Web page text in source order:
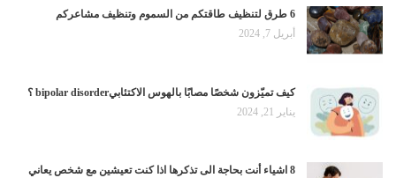
6 طرق لتنظيف طاقتكم من السموم وتنظيف مشاعركم
أبريل 7, 2024
كيف تميّزون شخصًا مصابًا بالهوس الاكتئابيbipolar disorder ؟
يناير 21, 2024
8 اشياء أنت بحاجة الى تذكرها اذا كنت تعيشين مع شخص يعاني